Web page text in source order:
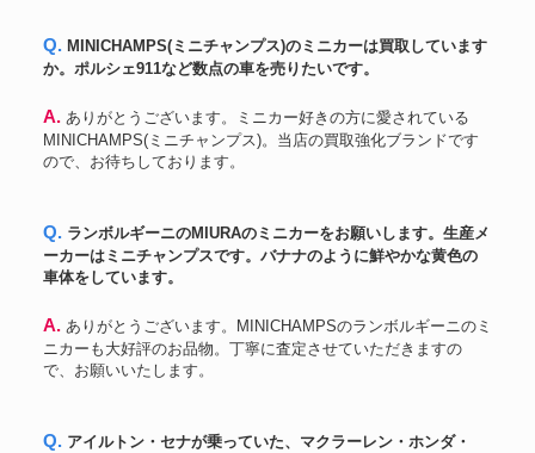
Q. MINICHAMPS(ミニチャンプス)のミニカーは買取しています
か。ポルシェ911など数点の車を売りたいです。
A. ありがとうございます。ミニカー好きの方に愛されている
MINICHAMPS(ミニチャンプス)。当店の買取強化ブランドです
ので、お待ちしております。
Q. ランボルギーニのMIURAのミニカーをお願いします。生産メ
ーカーはミニチャンプスです。バナナのように鮮やかな黄色の
車体をしています。
A. ありがとうございます。MINICHAMPSのランボルギーニのミ
ニカーも大好評のお品物。丁寧に査定させていただきますの
で、お願いいたします。
Q. アイルトン・セナが乗っていた、マクラーレン・ホンダ・